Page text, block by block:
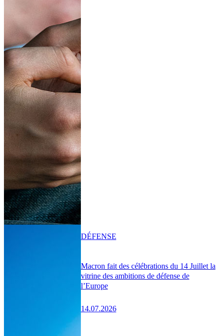
Macron fait des célébrations du 14 Juillet la
vitrine des ambitions de défense de
l’Europe
14.07.2026
DÉFENSE